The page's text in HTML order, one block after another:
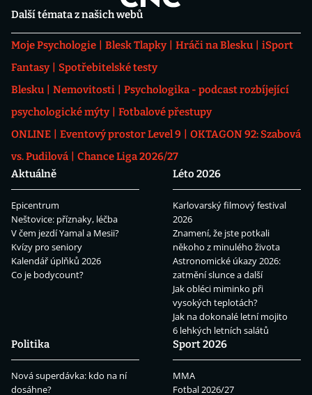
Další témata z našich webů
Moje Psychologie Blesk Tlapky Hráči na Blesku
iSport
Fantasy
Spotřebitelské testy
Blesku
Nemovitosti
Psychologika - podcast rozbíjející
psychologické mýty
Fotbalové přestupy
ONLINE
Eventový prostor Level 9
OKTAGON 92: Szabová
vs. Pudilová
Chance Liga 2026/27
Aktuálně
Epicentrum
Neštovice: příznaky, léčba
V čem jezdí Yamal a Mesii?
Kvízy pro seniory
Kalendář úplňků 2026
Co je bodycount?
Léto 2026
Karlovarský filmový festival
2026
Znamení, že jste potkali
někoho z minulého života
Astronomické úkazy 2026:
zatmění slunce a další
Jak obléci miminko při
vysokých teplotách?
Jak na dokonalé letní mojito
6 lehkých letních salátů
Politika
Nová superdávka: kdo na ní
dosáhne?
Sport 2026
MMA
Fotbal 2026/27